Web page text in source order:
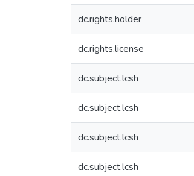
dc.rights.holder
dc.rights.license
dc.subject.lcsh
dc.subject.lcsh
dc.subject.lcsh
dc.subject.lcsh